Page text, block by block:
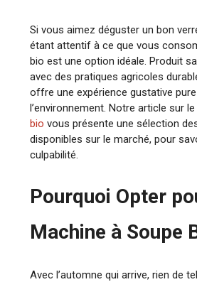
Si vous aimez déguster un bon
étant attentif à ce que vous
bio est une option idéale. Produit
avec des pratiques agricoles
offre une expérience gustative
l’environnement. Notre article sur
bio vous présente une sélection
disponibles sur le marché, pour
culpabilité.
Pourquoi Opter
Machine à Soupe
Avec l’automne qui arrive, rien de